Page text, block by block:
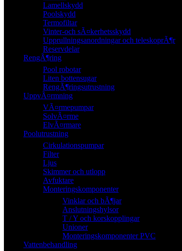
Lamellskydd
Poolskydd
Termofiltar
Vinter-och sÃ¤kerhetsskydd
Upprullningsanordningar och teleskoprÃ¶r
Reservdelar
RengÃ¶ring
Pool robotar
Liten bottensugar
RengÃ¶ringsutrustning
UppvÃ¤rmning
VÃ¤rmepumpar
SolvÃ¤rme
ElvÃ¤rmare
Poolutrustning
Cirkulationspumpar
Filter
Ljus
Skimmer och utlopp
Avfuktare
Monteringskomponenter
Vinklar och bÃ¶jar
Anslutningshylsor
T / Y och korskopplingar
Unioner
Monteringskomponenter PVC
Vattenbehandling